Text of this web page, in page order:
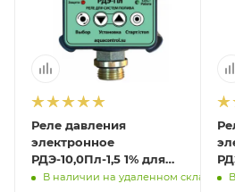
Реле давления
электронное
РДЭ-10,0Пл-1,5 1% для
систем полива Extra
В наличии на удаленном складе
помогут с подбором.
ЗАКАЗАТЬ ЗВОНОК